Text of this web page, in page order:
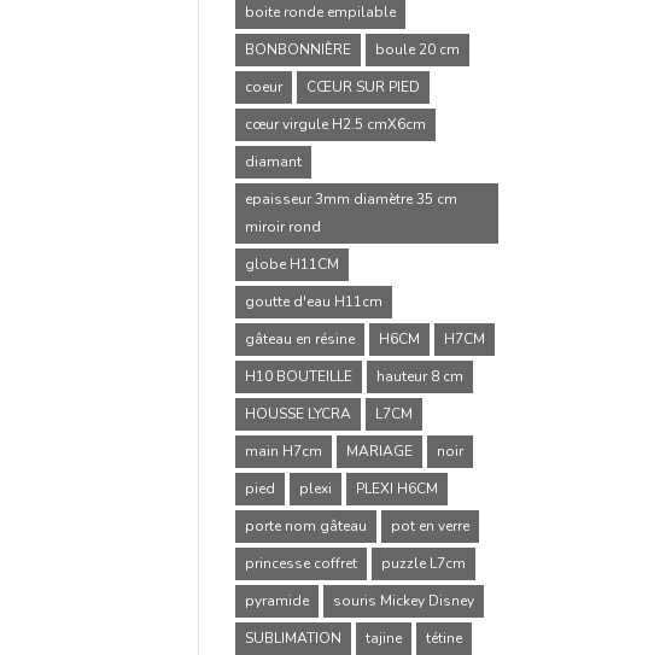
boite ronde empilable
BONBONNIÈRE
boule 20 cm
coeur
CŒUR SUR PIED
cœur virgule H2.5 cmX6cm
diamant
epaisseur 3mm diamètre 35 cm
miroir rond
globe H11CM
goutte d'eau H11cm
gâteau en résine
H6CM
H7CM
H10 BOUTEILLE
hauteur 8 cm
HOUSSE LYCRA
L7CM
main H7cm
MARIAGE
noir
pied
plexi
PLEXI H6CM
porte nom gâteau
pot en verre
princesse coffret
puzzle L7cm
pyramide
souris Mickey Disney
SUBLIMATION
tajine tétine